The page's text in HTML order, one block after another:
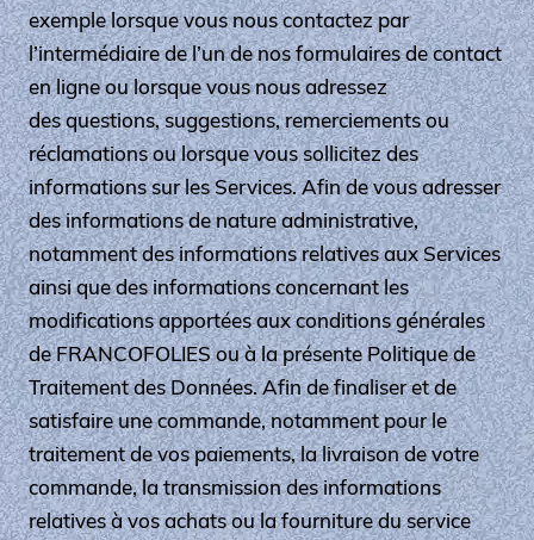
exemple lorsque vous nous contactez par
l’intermédiaire de l’un de nos formulaires de contact
en ligne ou lorsque vous nous adressez
des questions, suggestions, remerciements ou
réclamations ou lorsque vous sollicitez des
informations sur les Services. Afin de vous adresser
des informations de nature administrative,
notamment des informations relatives aux Services
ainsi que des informations concernant les
modifications apportées aux conditions générales
de FRANCOFOLIES ou à la présente Politique de
Traitement des Données. Afin de finaliser et de
satisfaire une commande, notamment pour le
traitement de vos paiements, la livraison de votre
commande, la transmission des informations
relatives à vos achats ou la fourniture du service